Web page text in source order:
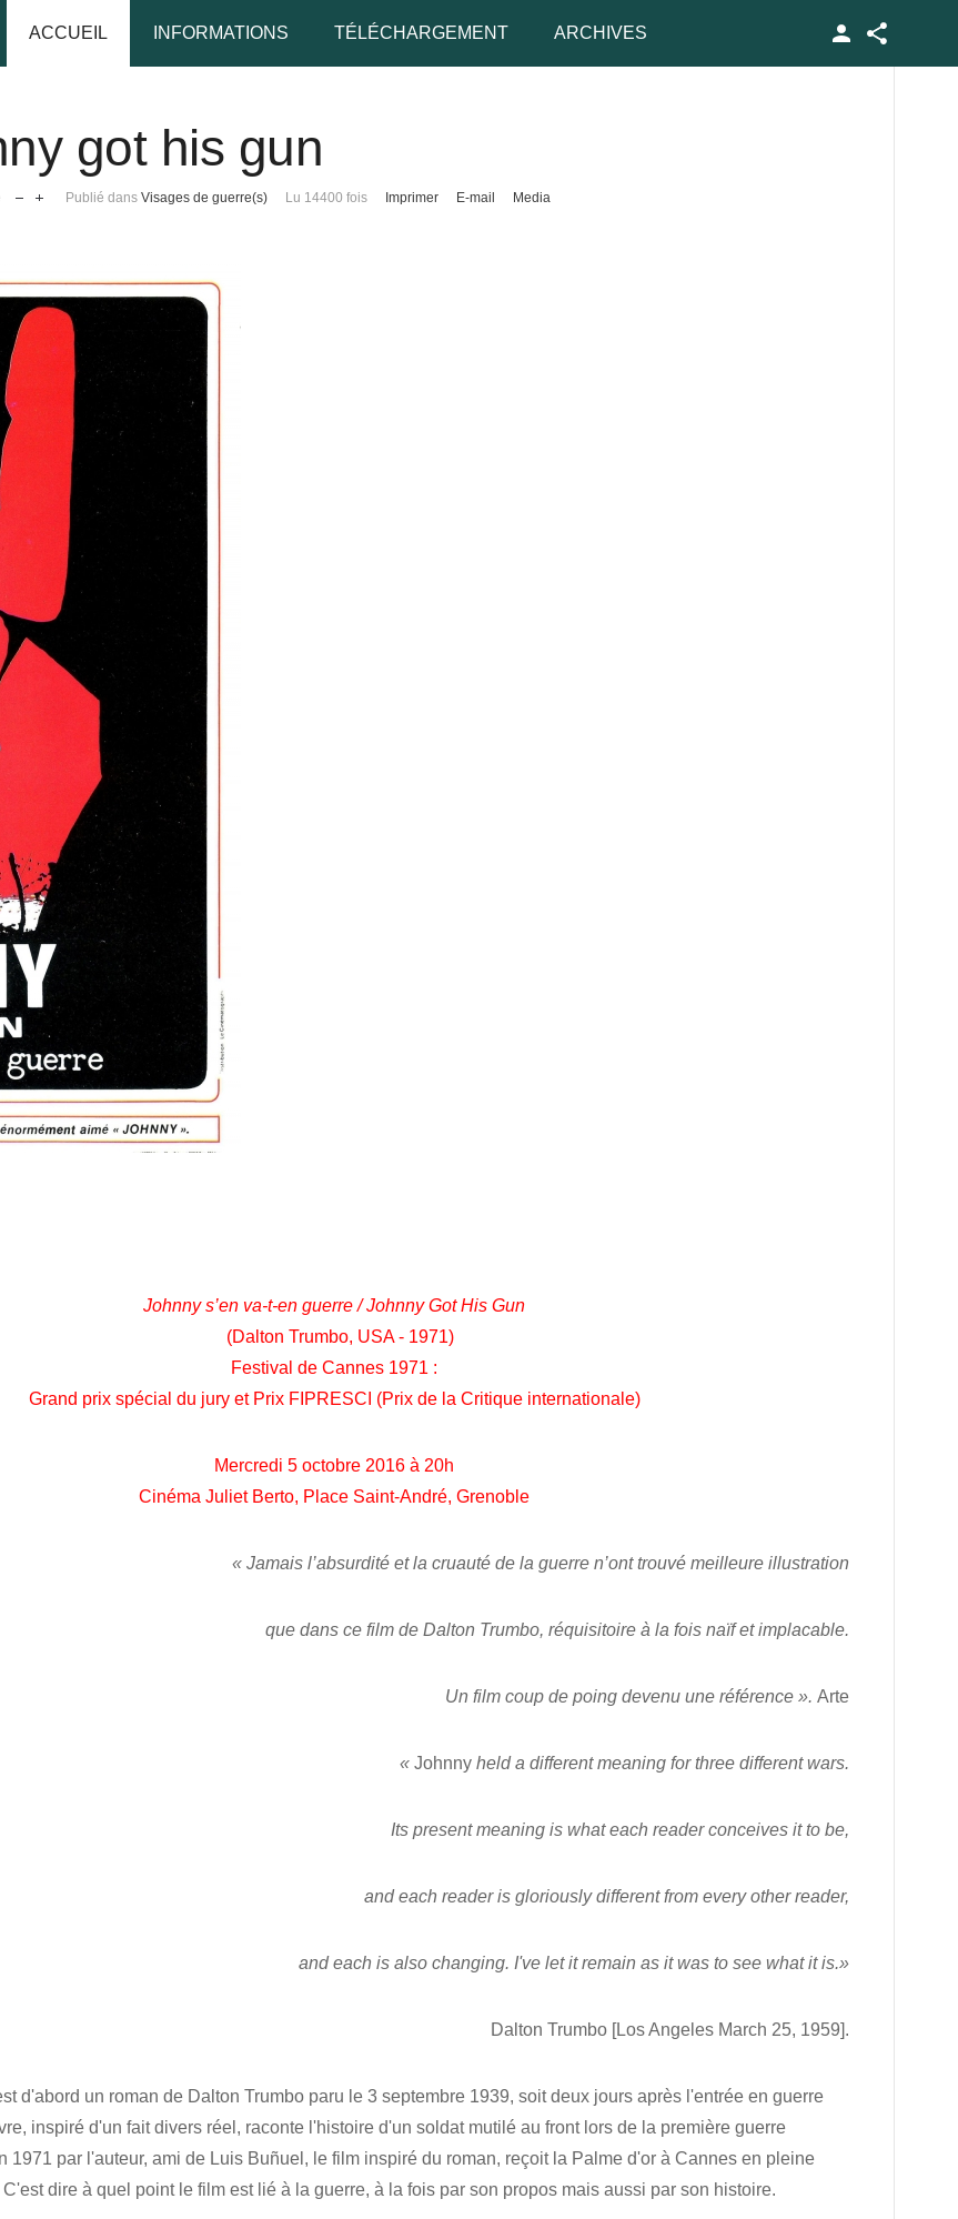
ACCUEIL INFORMATIONS TÉLÉCHARGEMENT ARCHIVES
got his gun
Publié dans Visages de guerre(s) Lu 14400 fois Imprimer E-mail Media
Johnny s’en va-t-en guerre / Johnny Got His Gun
(Dalton Trumbo, USA - 1971)
Festival de Cannes 1971 :
Grand prix spécial du jury et Prix FIPRESCI (Prix de la Critique internationale)
Mercredi 5 octobre 2016 à 20h
Cinéma Juliet Berto, Place Saint-André, Grenoble
« Jamais l’absurdité et la cruauté de la guerre n’ont trouvé meilleure illustration
que dans ce film de Dalton Trumbo, réquisitoire à la fois naïf et implacable.
Un film coup de poing devenu une référence ». Arte
« Johnny held a different meaning for three different wars.
Its present meaning is what each reader conceives it to be,
and each reader is gloriously different from every other reader,
and each is also changing. I've let it remain as it was to see what it is.»
Dalton Trumbo [Los Angeles March 25, 1959].
d'abord un roman de Dalton Trumbo paru le 3 septembre 1939, soit deux jours après l'entrée en guerre
inspiré d'un fait divers réel, raconte l'histoire d'un soldat mutilé au front lors de la première guerre
1971 par l'auteur, ami de Luis Buñuel, le film inspiré du roman, reçoit la Palme d'or à Cannes en pleine
dire à quel point le film est lié à la guerre, à la fois par son propos mais aussi par son histoire.
Se rappeler de moi
oublié ?
?